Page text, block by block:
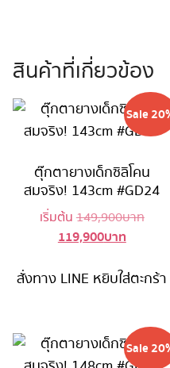
สินค้าที่เกี่ยวข้อง
Sale
ตุ๊กตายางเด็กซิลิโคน
สมจริง! 143cm #GD24
เริ่มต้น 149,900บาท
119,900บาทCurrent
is:
สั่งทาง LINE หยิบใส่ตะกร้า
Sale